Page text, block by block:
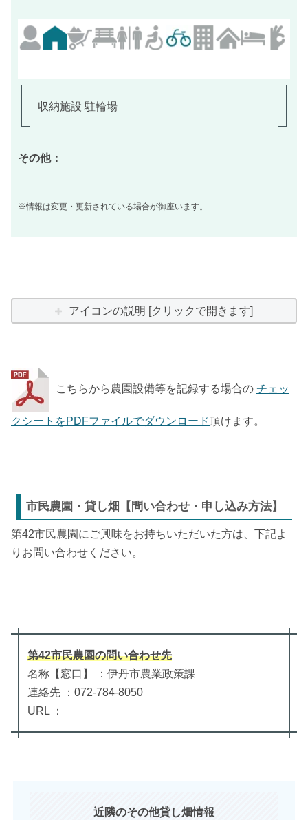
収納施設 駐輪場
その他：
※情報は変更・更新されている場合が御座います。
アイコンの説明 [クリックで開きます]
こちらから農園設備等を記録する場合の チェッ
クシートをPDFファイルでダウンロード頂けます。
市民農園・貸し畑【問い合わせ・申し込み方法】
第42市民農園にご興味をお持ちいただいた方は、下記よ
りお問い合わせください。
第42市民農園の問い合わせ先
名称【窓口】 ：伊丹市農業政策課
連絡先 ：072-784-8050
URL ：
近隣のその他貸し畑情報